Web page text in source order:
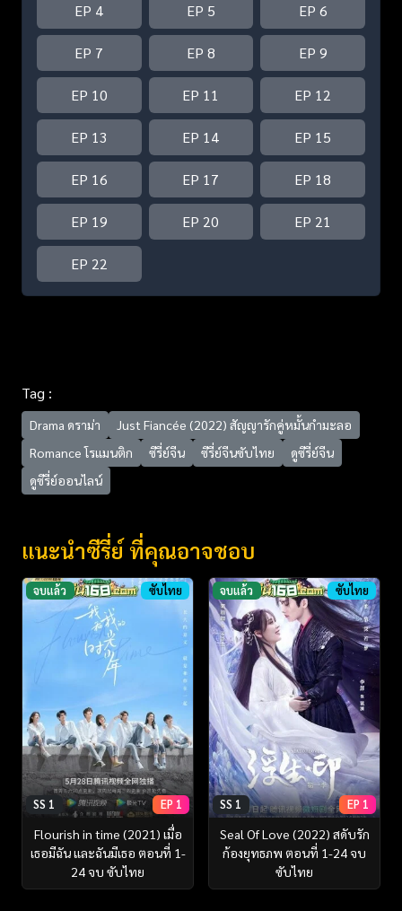
EP 4 EP 5 EP 6
EP 7 EP 8 EP 9
EP 10 EP 11 EP 12
EP 13 EP 14 EP 15
EP 16 EP 17 EP 18
EP 19 EP 20 EP 21
EP 22
Tag :
Drama ดราม่า
Just Fiancée (2022) สัญญารักคู่หมั้นกำมะลอ
Romance โรแมนติก
ซีรี่ย์จีน ซีรี่ย์จีนซับไทย
ดูซีรี่ย์จีน
ดูซีรี่ย์ออนไลน์
แนะนำซีรี่ย์ ที่คุณอาจชอบ
จบแล้ว ซับไทย
SS 1 EP 1
Flourish in time (2021) เมื่อ
เธอมีฉัน และฉันมีเธอ ตอนที่ 1-
24 จบ ซับไทย
จบแล้ว ซับไทย
SS 1 EP 1
Seal Of Love (2022) สดับรัก
ก้องยุทธภพ ตอนที่ 1-24 จบ
ซับไทย